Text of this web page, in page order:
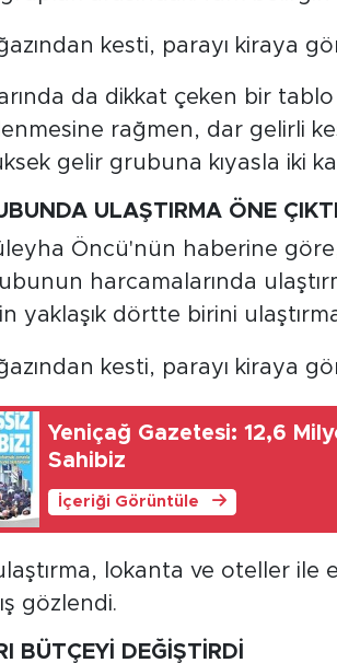
da dikkat çeken bir
rağmen, dar gelirli
gelir grubuna kıyasla iki
ULAŞTIRMA ÖNE ÇIKTI
Öncü'nün haberine
harcamalarında
yaklaşık dörtte birini
Yeniçağ Gazetesi: 12,6 Milyonluk İşsiz
Sahibiz
İçeriği Görüntüle
lokanta ve oteller ile
gözlendi.
BÜTÇEYİ DEĞİŞTİRDİ